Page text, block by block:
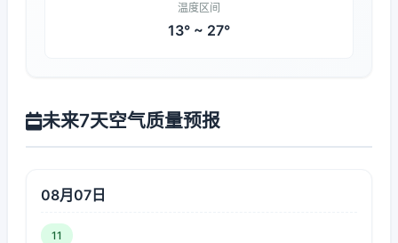
温度区间
13° ~ 27°
未来7天空气质量预报
08月07日
11